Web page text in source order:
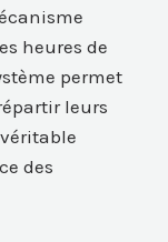
heures de
permet
leurs
des